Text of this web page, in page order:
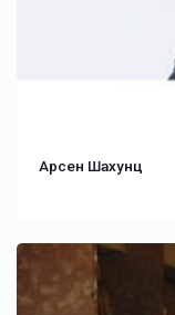
Арсен Шахунц